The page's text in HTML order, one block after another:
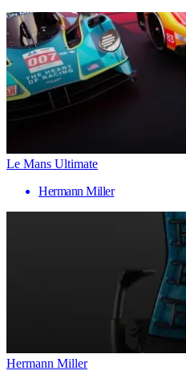
Le Mans Ultimate
Hermann Miller
Hermann Miller